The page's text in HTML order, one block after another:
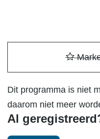
Dit programma is niet
daarom niet meer
Al